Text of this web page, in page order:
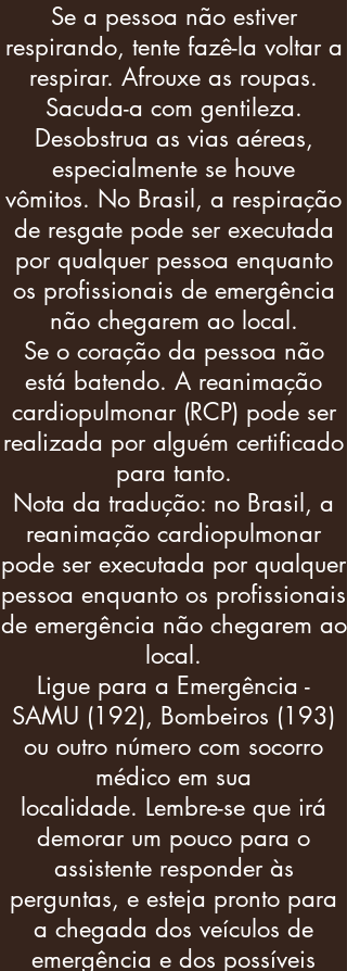
Se a pessoa não estiver
respirando, tente fazê-la voltar a
respirar. Afrouxe as roupas.
Sacuda-a com gentileza.
Desobstrua as vias aéreas,
especialmente se houve
vômitos. No Brasil, a respiração
de resgate pode ser executada
por qualquer pessoa enquanto
os profissionais de emergência
não chegarem ao local.
Se o coração da pessoa não
está batendo. A reanimação
cardiopulmonar (RCP) pode ser
realizada por alguém certificado
para tanto.
Nota da tradução: no Brasil, a
reanimação cardiopulmonar
pode ser executada por qualquer
pessoa enquanto os profissionais
de emergência não chegarem ao
local.
Ligue para a Emergência -
SAMU (192), Bombeiros (193)
ou outro número com socorro
médico em sua
localidade. Lembre-se que irá
demorar um pouco para o
assistente responder às
perguntas, e esteja pronto para
a chegada dos veículos de
emergência e dos possíveis